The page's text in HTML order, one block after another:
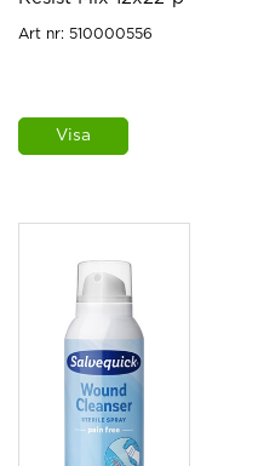
Art nr: 510000556
Visa